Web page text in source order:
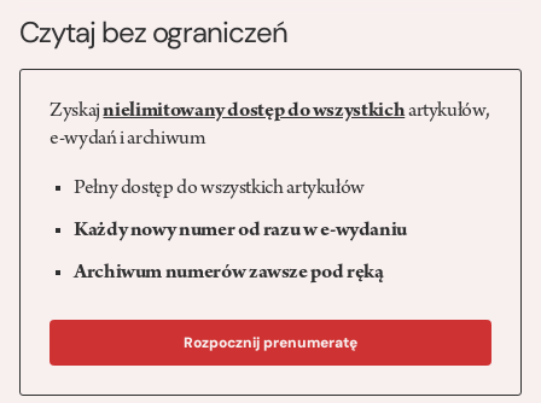
Czytaj bez ograniczeń
Zyskajnielimitowany dostęp do wszystkichartykułów,
e-wydań i archiwum
Pełny dostęp do wszystkich artykułów
Każdy nowy numer od razu w e-wydaniu
Archiwum numerów zawsze pod ręką
Rozpocznij prenumeratę